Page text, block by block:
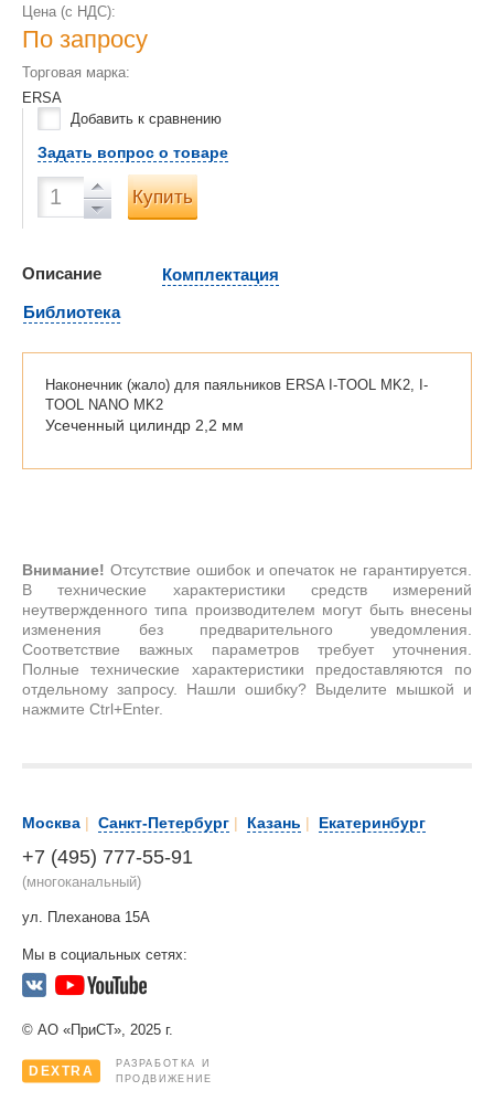
Цена (с НДС):
По запросу
Торговая марка:
ERSA
Добавить к сравнению
Задать вопрос о товаре
Купить
Описание
Комплектация
Библиотека
Наконечник (жало) для паяльников ERSA I-TOOL MK2, I-
TOOL NANO MK2
Усеченный цилиндр 2,2 мм
Внимание! Отсутствие ошибок и опечаток не гарантируется.
В технические характеристики средств измерений
неутвержденного типа производителем могут быть внесены
изменения без предварительного уведомления.
Соответствие важных параметров требует уточнения.
Полные технические характеристики предоставляются по
отдельному запросу. Нашли ошибку? Выделите мышкой и
нажмите Ctrl+Enter.
Москва | Санкт-Петербург | Казань | Екатеринбург
+7 (495) 777-55-91
(многоканальный)
ул. Плеханова 15А
Мы в социальных сетях:
© АО «ПриСТ», 2025 г.
DEXTRA
РАЗРАБОТКА И
ПРОДВИЖЕНИЕ